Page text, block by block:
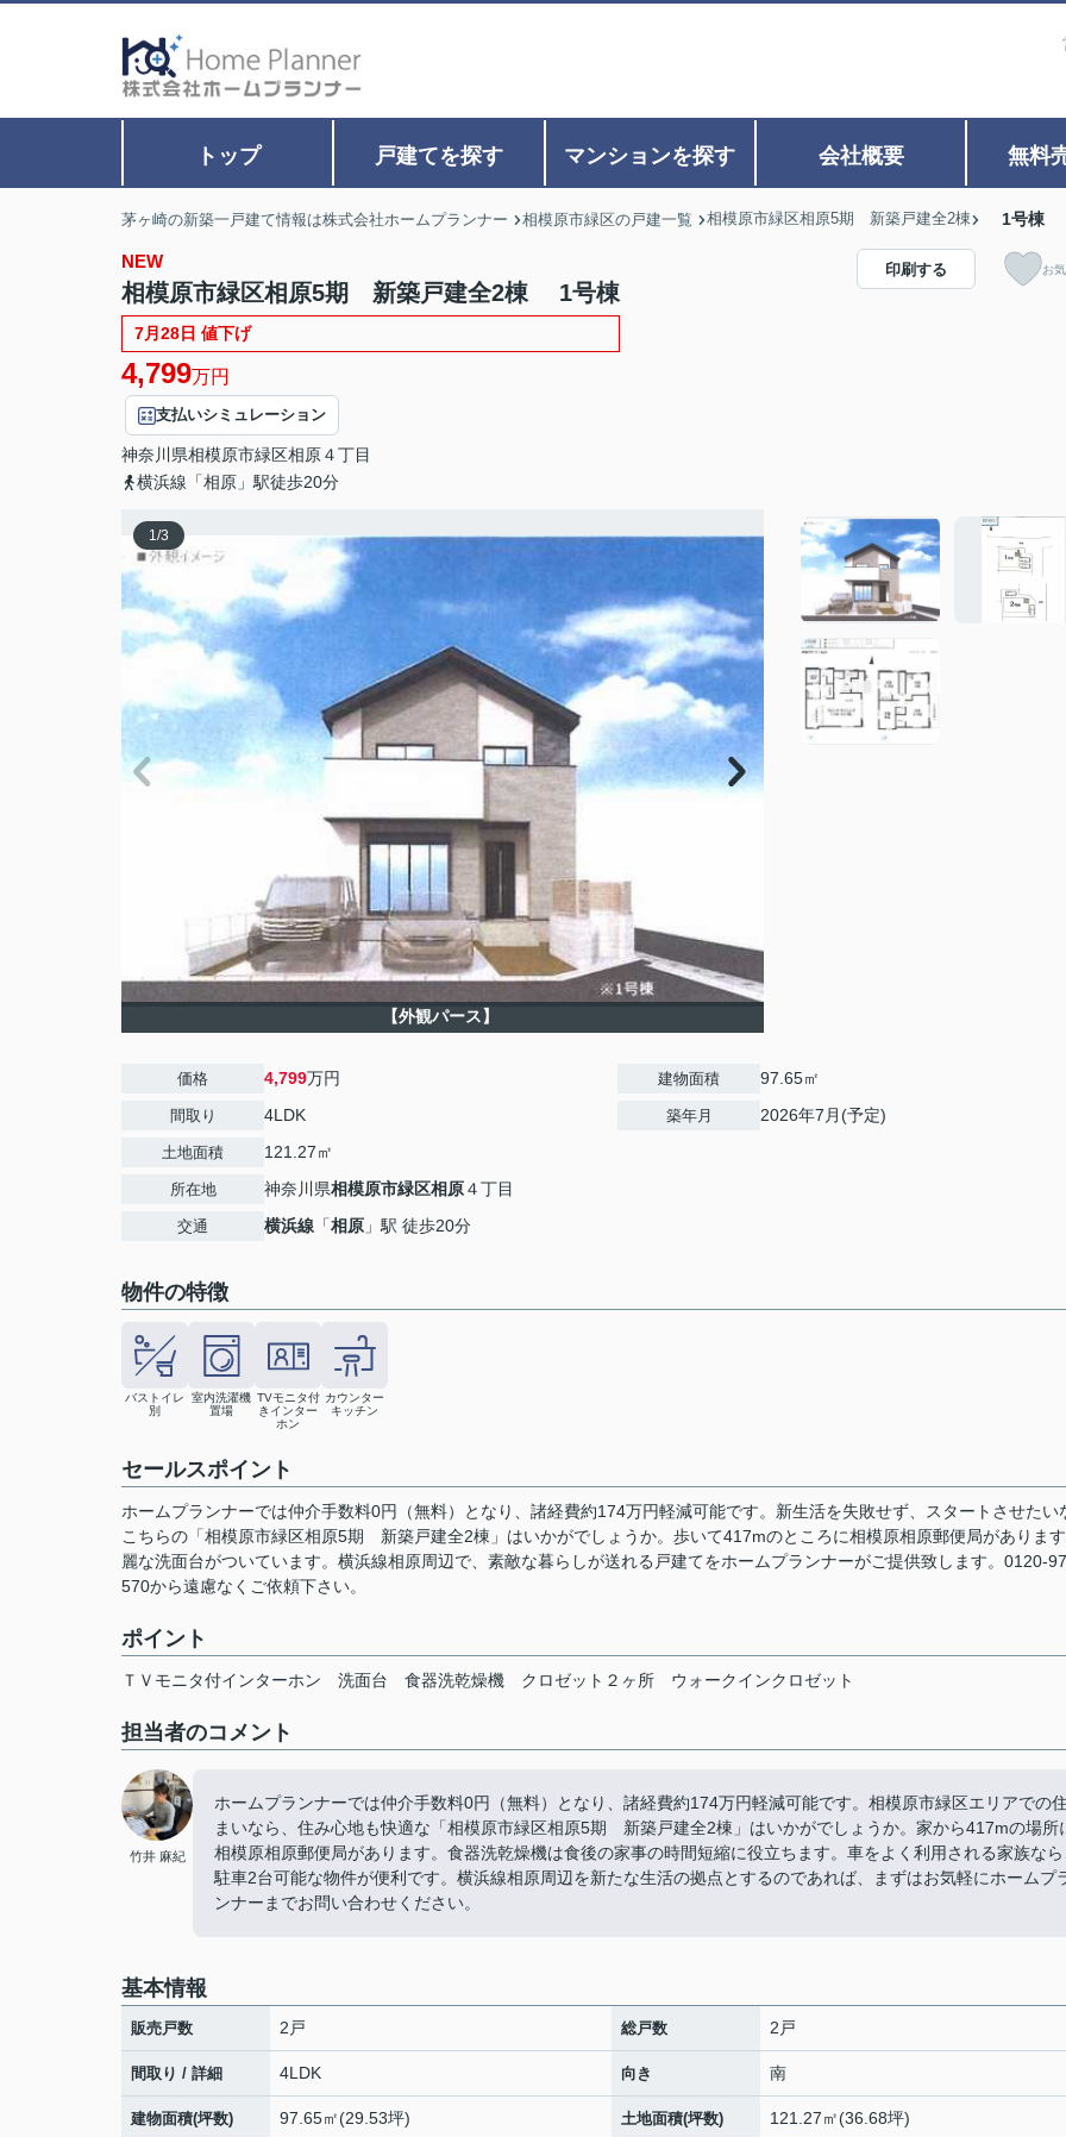
トップ 戸建てを探す マンションを探す 会社概要 無料
茅ヶ崎の新築一戸建て情報は株式会社ホームプランナー 相模原市緑区の戸建一覧 相模原市緑区相原5期 新築戸建全2棟 1号棟
NEW
相模原市緑区相原5期 新築戸建全2棟 1号棟
7月28日 値下げ
4,799万円
支払いシミュレーション
神奈川県相模原市緑区相原４丁目
横浜線「相原」駅徒歩20分
印刷する お
1/3
【外観パース】
価格 4,799万円
間取り 4LDK
土地面積 121.27㎡
所在地 神奈川県相模原市緑区相原４丁目
交通 横浜線 「相原 」駅 徒歩20分
建物面積 97.65㎡
築年月 2026年7月(予定)
物件の特徴
バストイレ
別
室内洗濯機
置場
TVモニタ付
きインター
ホン
カウンター
キッチン
セールスポイント
ホームプランナーでは仲介手数料0円（無料）となり、諸経費約174万円軽減可能です。新生活を失敗せず、スタートさせたい
こちらの「相模原市緑区相原5期 新築戸建全2棟」はいかがでしょうか。歩いて417mのところに相模原相原郵便局がありま
麗な洗面台がついています。横浜線相原周辺で、素敵な暮らしが送れる戸建てをホームプランナーがご提供致します。0120-
570から遠慮なくご依頼下さい。
ポイント
ＴＶモニタ付インターホン 洗面台 食器洗乾燥機 クロゼット２ヶ所 ウォークインクロゼット
担当者のコメント
竹井 麻紀
ホームプランナーでは仲介手数料0円（無料）となり、諸経費約174万円軽減可能です。相模原市緑区エリアでの
まいなら、住み心地も快適な「相模原市緑区相原5期 新築戸建全2棟」はいかがでしょうか。家から417mの場所
相模原相原郵便局があります。食器洗乾燥機は食後の家事の時間短縮に役立ちます。車をよく利用される家族な
駐車2台可能な物件が便利です。横浜線相原周辺を新たな生活の拠点とするのであれば、まずはお気軽にホームプ
ンナーまでお問い合わせください。
基本情報
販売戸数 2戸 総戸数 2戸
間取り / 詳細 4LDK 向き 南
建物面積(坪数) 97.65㎡(29.53坪) 土地面積(坪数) 121.27㎡(36.68坪)